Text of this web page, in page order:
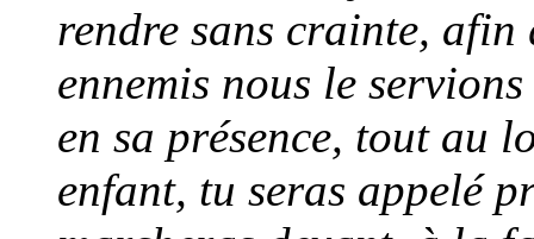
rendre sans crainte, afin
ennemis nous le
en sa présence, tout au
enfant, tu seras appelé